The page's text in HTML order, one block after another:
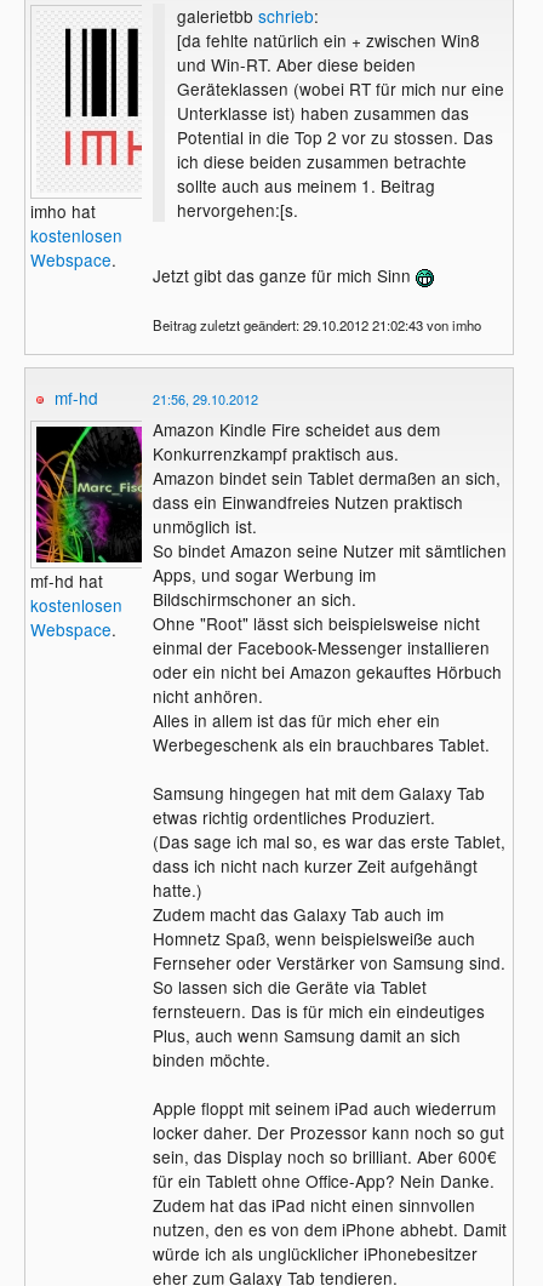
imho hat
kostenlosen
Webspace.
galerietbb schrieb:
[da fehlte natürlich ein + zwischen Win8
und Win-RT. Aber diese beiden
Geräteklassen (wobei RT für mich nur eine
Unterklasse ist) haben zusammen das
Potential in die Top 2 vor zu stossen. Das
ich diese beiden zusammen betrachte
sollte auch aus meinem 1. Beitrag
hervorgehen:[s.
Jetzt gibt das ganze für mich Sinn
Beitrag zuletzt geändert: 29.10.2012 21:02:43 von imho
mf-hd
mf-hd hat
kostenlosen
Webspace.
21:56, 29.10.2012
Amazon Kindle Fire scheidet aus dem
Konkurrenzkampf praktisch aus.
Amazon bindet sein Tablet dermaßen an sich,
dass ein Einwandfreies Nutzen praktisch
unmöglich ist.
So bindet Amazon seine Nutzer mit sämtlichen
Apps, und sogar Werbung im
Bildschirmschoner an sich.
Ohne "Root" lässt sich beispielsweise nicht
einmal der Facebook-Messenger installieren
oder ein nicht bei Amazon gekauftes Hörbuch
nicht anhören.
Alles in allem ist das für mich eher ein
Werbegeschenk als ein brauchbares Tablet.
Samsung hingegen hat mit dem Galaxy Tab
etwas richtig ordentliches Produziert.
(Das sage ich mal so, es war das erste Tablet,
dass ich nicht nach kurzer Zeit aufgehängt
hatte.)
Zudem macht das Galaxy Tab auch im
Homnetz Spaß, wenn beispielsweiße auch
Fernseher oder Verstärker von Samsung sind.
So lassen sich die Geräte via Tablet
fernsteuern. Das is für mich ein eindeutiges
Plus, auch wenn Samsung damit an sich
binden möchte.
Apple floppt mit seinem iPad auch wiederrum
locker daher. Der Prozessor kann noch so gut
sein, das Display noch so brilliant. Aber 600€
für ein Tablett ohne Office-App? Nein Danke.
Zudem hat das iPad nicht einen sinnvollen
nutzen, den es von dem iPhone abhebt. Damit
würde ich als unglücklicher iPhonebesitzer
eher zum Galaxy Tab tendieren.